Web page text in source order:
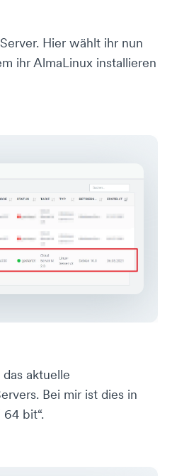
Hier wählt ihr nun
ihr AlmaLinux installieren
aktuelle
Bei mir ist dies in
bit“.